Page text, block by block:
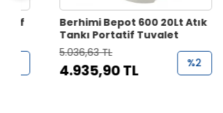
Berhimi Bepot 600 20Lt Atık
Tankı Portatif Tuvalet
5.036,63 TL
4.935,90 TL